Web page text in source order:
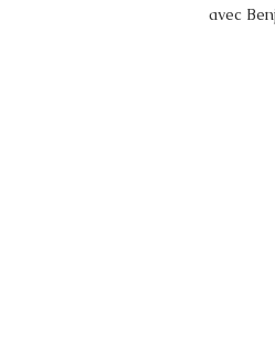
avec